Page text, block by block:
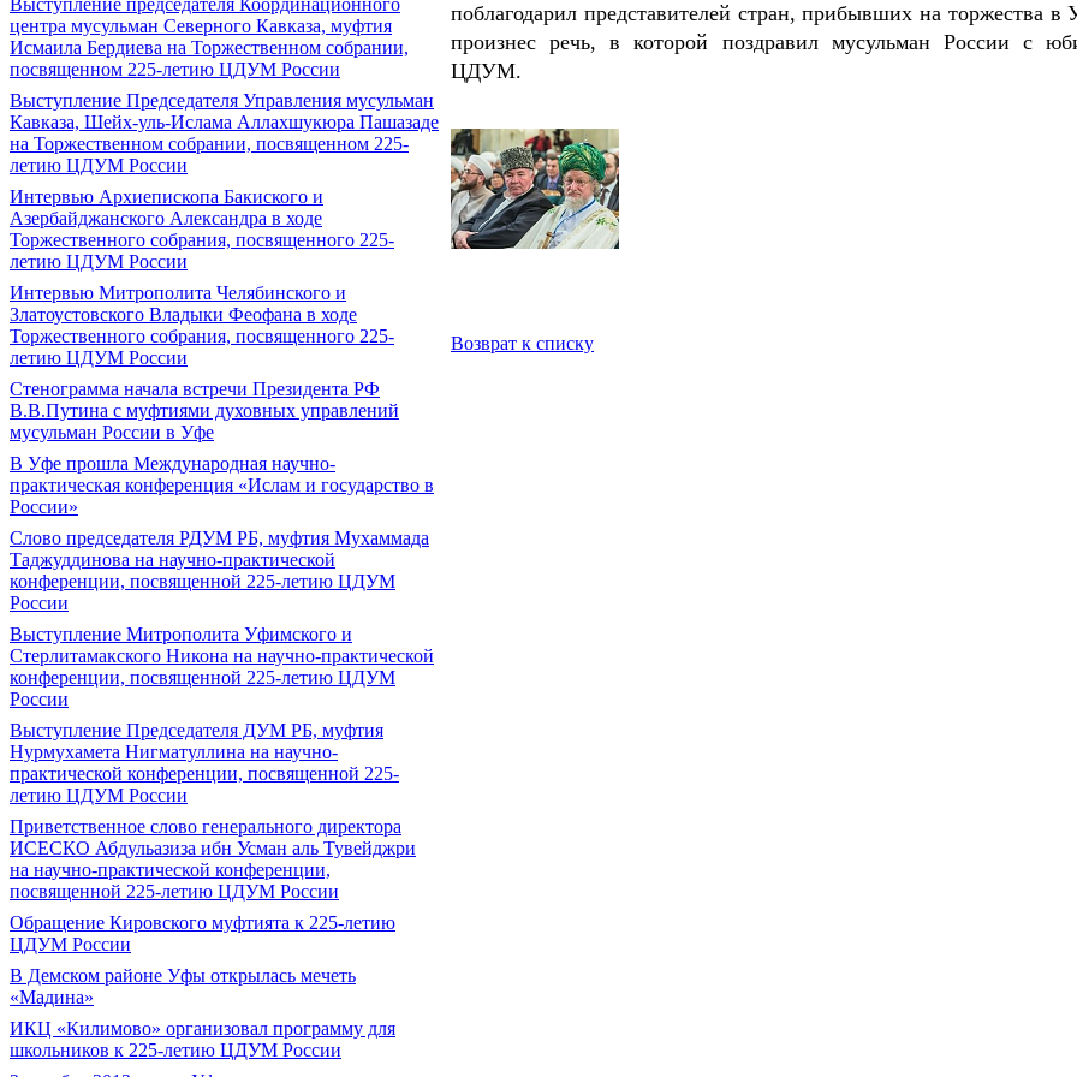
Выступление председателя Координационного
центра мусульман Северного Кавказа, муфтия
Исмаила Бердиева на Торжественном собрании,
посвященном 225-летию ЦДУМ России
Выступление Председателя Управления мусульман
Кавказа, Шейх-уль-Ислама Аллахшукюра Пашазаде
на Торжественном собрании, посвященном 225-
летию ЦДУМ России
Интервью Архиепископа Бакиского и
Азербайджанского Александра в ходе
Торжественного собрания, посвященного 225-
летию ЦДУМ России
Интервью Митрополита Челябинского и
Златоустовского Владыки Феофана в ходе
Торжественного собрания, посвященного 225-
летию ЦДУМ России
Стенограмма начала встречи Президента РФ
В.В.Путина с муфтиями духовных управлений
мусульман России в Уфе
В Уфе прошла Международная научно-
практическая конференция «Ислам и государство в
России»
Слово председателя РДУМ РБ, муфтия Мухаммада
Таджуддинова на научно-практической
конференции, посвященной 225-летию ЦДУМ
России
Выступление Митрополита Уфимского и
Стерлитамакского Никона на научно-практической
конференции, посвященной 225-летию ЦДУМ
России
Выступление Председателя ДУМ РБ, муфтия
Нурмухамета Нигматуллина на научно-
практической конференции, посвященной 225-
летию ЦДУМ России
Приветственное слово генерального директора
ИСЕСКО Абдульазиза ибн Усман аль Тувейджри
на научно-практической конференции,
посвященной 225-летию ЦДУМ России
Обращение Кировского муфтията к 225-летию
ЦДУМ России
В Демском районе Уфы открылась мечеть
«Мадина»
ИКЦ «Килимово» организовал программу для
школьников к 225-летию ЦДУМ России
поблагодарил представителей стран, прибывших на торжества в
произнес речь, в которой поздравил мусульман России с
ЦДУМ.
Возврат к списку